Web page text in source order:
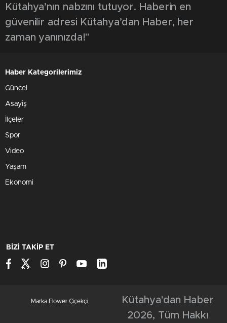
Kütahya’nın nabzını tutuyor. Haberin en
güvenilir adresi Kütahya’dan Haber, her
zaman yanınızda!"
Haber Kategorilerimiz
Güncel
Asayiş
İlçeler
Spor
Video
Yaşam
Ekonomi
BİZİ TAKİP ET
Marka Flower Çiçekçi
Kütahya'dan Haber
2026, Tüm Hakkı